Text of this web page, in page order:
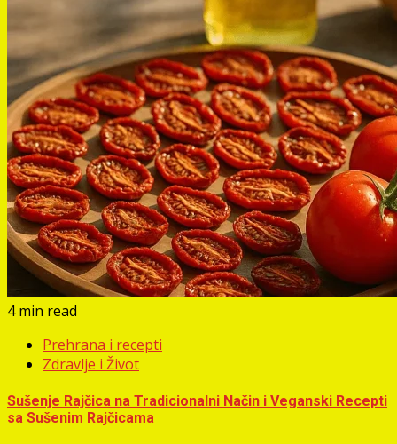
4 min read
Prehrana i recepti
Zdravlje i Život
Sušenje Rajčica na Tradicionalni Način i Veganski Recepti
sa Sušenim Rajčicama